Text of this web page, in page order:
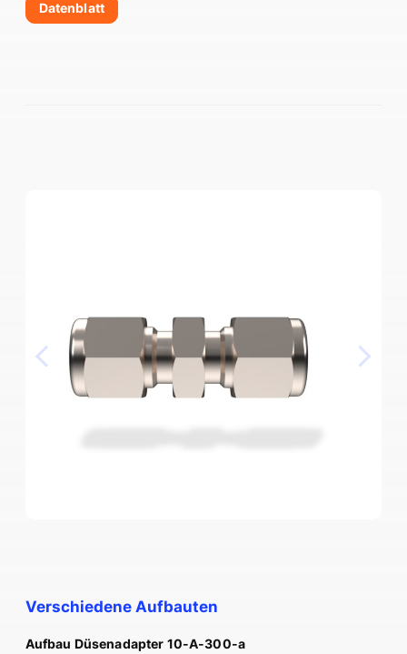
Datenblatt
Verschiedene Aufbauten
Aufbau Düsenadapter 10-A-300-a